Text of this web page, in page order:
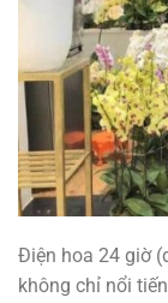
Điện hoa 24 giờ
không chỉ nổi